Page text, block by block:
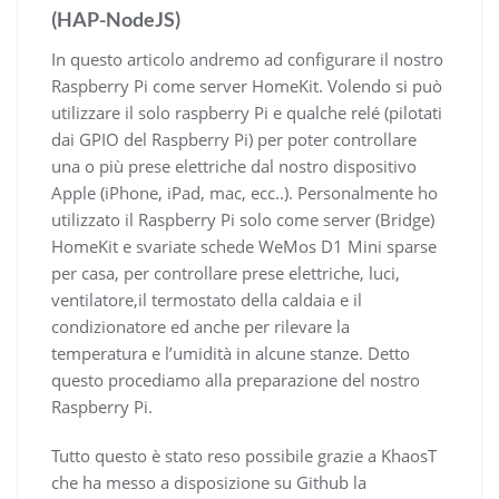
(HAP-NodeJS)
In questo articolo andremo ad configurare il nostro
Raspberry Pi come server HomeKit. Volendo si può
utilizzare il solo raspberry Pi e qualche relé (pilotati
dai GPIO del Raspberry Pi) per poter controllare
una o più prese elettriche dal nostro dispositivo
Apple (iPhone, iPad, mac, ecc..). Personalmente ho
utilizzato il Raspberry Pi solo come server (Bridge)
HomeKit e svariate schede WeMos D1 Mini sparse
per casa, per controllare prese elettriche, luci,
ventilatore,il termostato della caldaia e il
condizionatore ed anche per rilevare la
temperatura e l’umidità in alcune stanze. Detto
questo procediamo alla preparazione del nostro
Raspberry Pi.
Tutto questo è stato reso possibile grazie a KhaosT
che ha messo a disposizione su Github la